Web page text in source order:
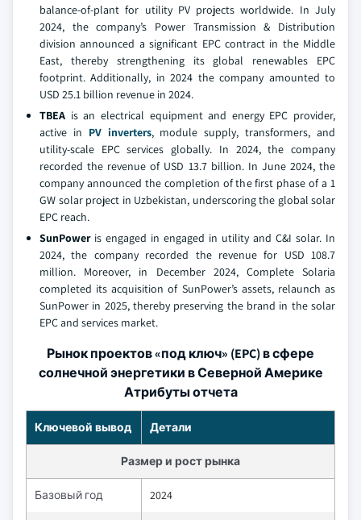
balance-of-plant for utility PV projects worldwide. In July
2024, the company’s Power Transmission & Distribution
division announced a significant EPC contract in the Middle
East, thereby strengthening its global renewables EPC
footprint. Additionally, in 2024 the company amounted to
USD 25.1 billion revenue in 2024.
TBEA is an electrical equipment and energy EPC provider,
active in PV inverters, module supply, transformers, and
utility-scale EPC services globally. In 2024, the company
recorded the revenue of USD 13.7 billion. In June 2024, the
company announced the completion of the first phase of a 1
GW solar project in Uzbekistan, underscoring the global solar
EPC reach.
SunPoweris engaged in engaged in utility and C&I solar. In
2024, the company recorded the revenue for USD 108.7
million. Moreover, in December 2024, Complete Solaria
completed its acquisition of SunPower’s assets, relaunch as
SunPower in 2025, thereby preserving the brand in the solar
EPC and services market.
Рынок проектов «под ключ» (EPC) в сфере
солнечной энергетики в Северной Америке
Атрибуты отчета
Ключевой вывод Детали
Размер и рост рынка
Базовый год 2024